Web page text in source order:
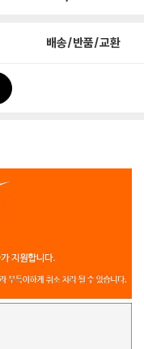
배송/반품/교환